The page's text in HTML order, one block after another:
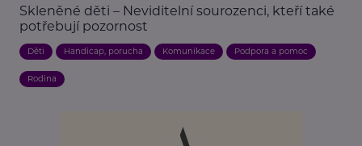
Skleněné děti – Neviditelní sourozenci, kteří také
potřebují pozornost
Děti Handicap, porucha Komunikace Podpora a pomoc
Rodina